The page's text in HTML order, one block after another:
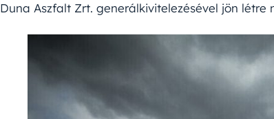
Duna Aszfalt Zrt. generálkivitelezésével jön létre